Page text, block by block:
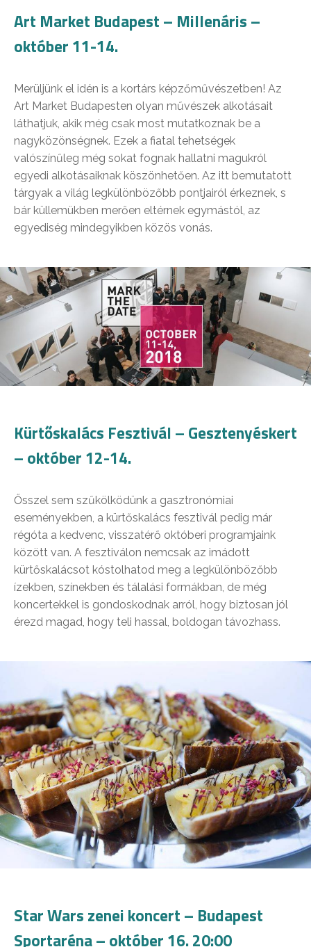
Art Market Budapest – Millenáris –
október 11-14.
Merüljünk el idén is a kortárs képzőművészetben! Az
Art Market Budapesten olyan művészek alkotásait
láthatjuk, akik még csak most mutatkoznak be a
nagyközönségnek. Ezek a fiatal tehetségek
valószínűleg még sokat fognak hallatni magukról
egyedi alkotásaiknak köszönhetően. Az itt bemutatott
tárgyak a világ legkülönbözőbb pontjairól érkeznek, s
bár küllemükben merően eltérnek egymástól, az
egyediség mindegyikben közös vonás.
Kürtőskalács Fesztivál – Gesztenyéskert
– október 12-14.
Ősszel sem szűkölködünk a gasztronómiai
eseményekben, a kürtőskalács fesztivál pedig már
régóta a kedvenc, visszatérő októberi programjaink
között van. A fesztiválon nemcsak az imádott
kürtőskalácsot kóstolhatod meg a legkülönbözőbb
ízekben, színekben és tálalási formákban, de még
koncertekkel is gondoskodnak arról, hogy biztosan jól
érezd magad, hogy teli hassal, boldogan távozhass.
Star Wars zenei koncert – Budapest
Sportaréna – október 16. 20:00